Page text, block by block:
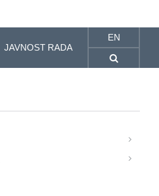
JAVNOST RADA
EN